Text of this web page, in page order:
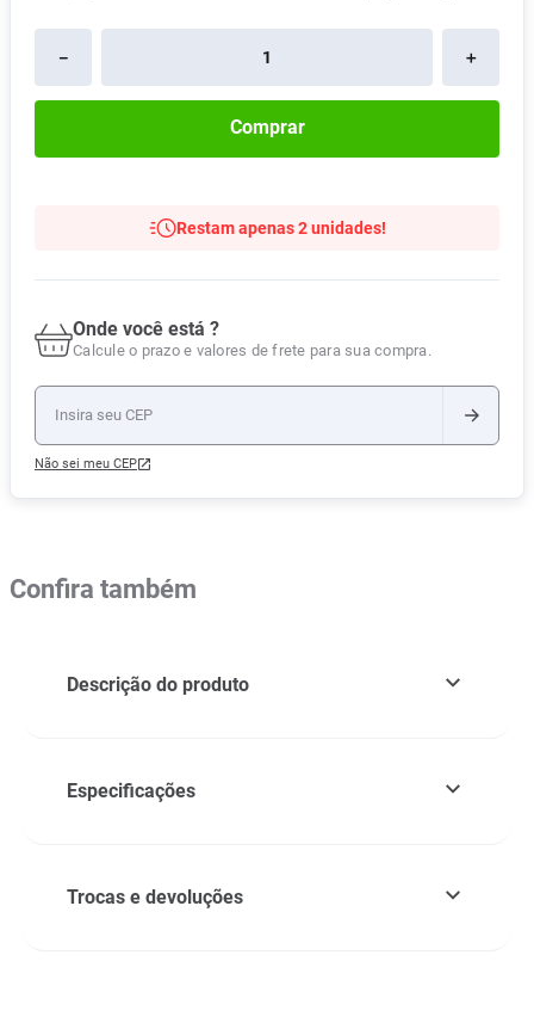
＋
－
Comprar
Restam apenas 2 unidades!
Onde você está ?
Calcule o prazo e valores de frete para sua compra.
Não sei meu CEP
Confira também
Descrição do produto
Especificações
Trocas e devoluções